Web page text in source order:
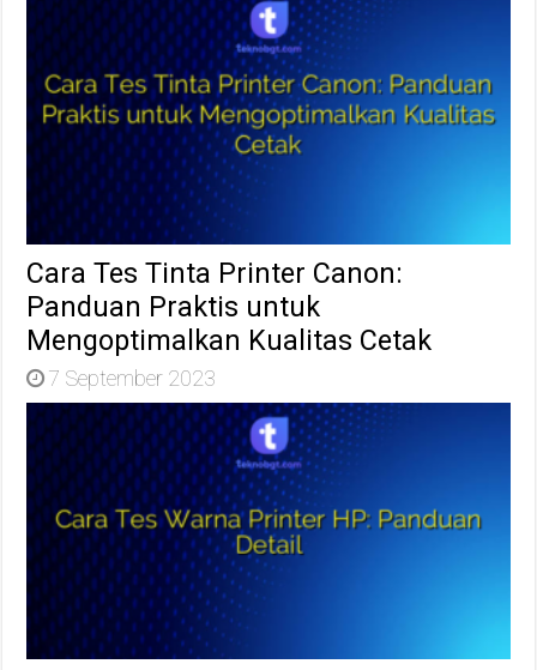
Cara Tes Tinta Printer Canon:
Panduan Praktis untuk
Mengoptimalkan Kualitas Cetak
7 September 2023